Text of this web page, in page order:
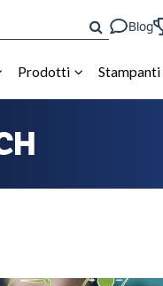
CERCA
Blog
Prodotti Stampanti